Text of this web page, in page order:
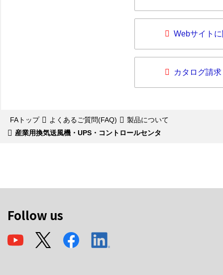
Webサイト
カタログ請求
FAトップ よくあるご質問(FAQ)
製品について
産業用換気送風機・UPS・コントロールセンタ
Follow us